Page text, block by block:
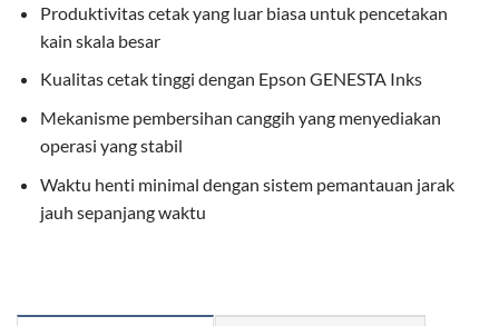
Produktivitas cetak yang luar biasa untuk pencetakan
kain skala besar
Kualitas cetak tinggi dengan Epson GENESTA Inks
Mekanisme pembersihan canggih yang menyediakan
operasi yang stabil
Waktu henti minimal dengan sistem pemantauan jarak
jauh sepanjang waktu